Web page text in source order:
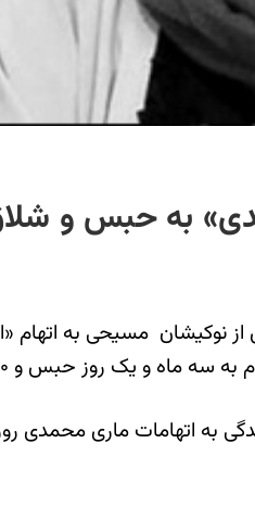
به حبس و
نوکیشان مسیحی به اتهام